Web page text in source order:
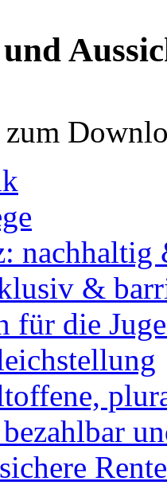
nachhaltig
&
für die